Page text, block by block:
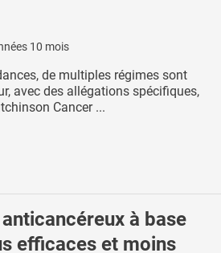
10 mois
de multiples régimes sont
avec des allégations spécifiques,
Cancer ...
anticancéreux à base
efficaces et moins